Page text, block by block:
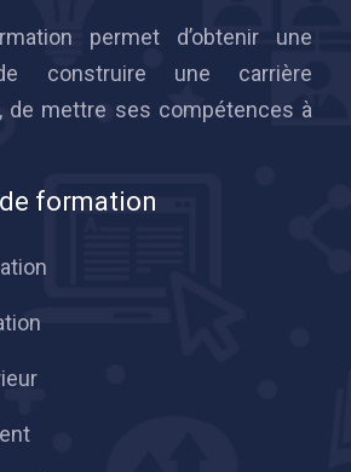
permet d’obtenir une
construire une carrière
de mettre ses compétences à
formation